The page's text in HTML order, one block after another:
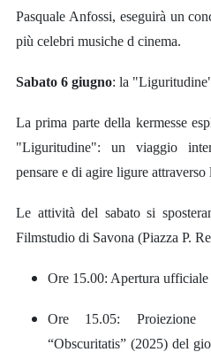
Pasquale Anfossi, eseguirà un
più celebri musiche d cinema.
Sabato 6 giugno: la
La prima parte della kermesse
"Liguritudine": un viaggio
pensare e di agire ligure
Le attività del sabato si
Filmstudio di Savona (Piazza P.
Ore 15.00: Apertura ufficiale
Ore 15.05: Proiezione
“Obscuritatis” (2025) del